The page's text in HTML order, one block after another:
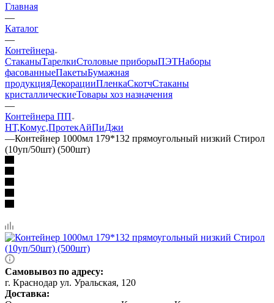
Главная
—
Каталог
—
Контейнера
СтаканыТарелкиСтоловые приборыПЭТНаборы
фасованныеПакетыБумажная
продукцияДекорацииПленкаСкотчСтаканы
кристаллическиеТовары хоз назначения
—
Контейнера ПП
НТ,Комус,ПротекАйПиДжи
—Контейнер 1000мл 179*132 прямоугольный низкий Стирол
(10уп/50шт) (500шт)
Самовывоз по адресу:
г. Краснодар ул. Уральская, 120
Доставка: